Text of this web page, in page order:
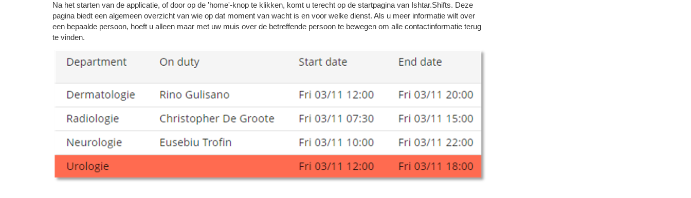
Na het starten van de applicatie, of door op de 'home'-knop te klikken, komt u terecht op de startpagina van Ishtar.Shifts. Deze
pagina biedt een algemeen overzicht van wie op dat moment van wacht is en voor welke dienst. Als u meer informatie wilt over
een bepaalde persoon, hoeft u alleen maar met uw muis over de betreffende persoon te bewegen om alle contactinformatie terug
te vinden.